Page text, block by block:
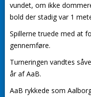
vundet, om ikke
bold der stadig var 1
Spillerne truede med at
gennemføre.
Turneringen vandtes
år af AaB.
AaB rykkede som